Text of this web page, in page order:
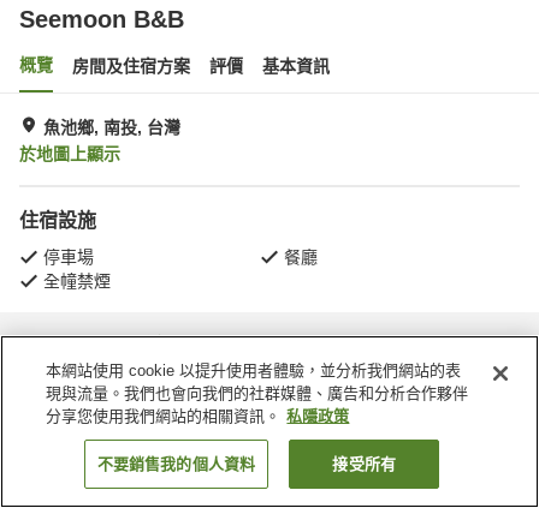
Seemoon B&B
概覽 房間及住宿方案 評價 基本資訊
魚池鄉, 南投, 台灣
於地圖上顯示
住宿設施
停車場
餐廳
全幢禁煙
主頁 台灣 南投 魚池鄉 Seemoon B&B
找客房
本網站使用 cookie 以提升使用者體驗，並分析我們網站的表
現與流量。我們也會向我們的社群媒體、廣告和分析合作夥伴
分享您使用我們網站的相關資訊。
私隱政策
不要銷售我的個人資料 接受所有